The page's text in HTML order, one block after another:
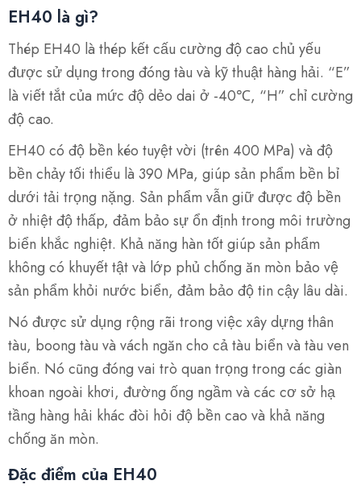
EH40 là gì?
Thép EH40 là thép kết cấu cường độ cao chủ yếu
được sử dụng trong đóng tàu và kỹ thuật hàng hải. “E”
là viết tắt của mức độ dẻo dai ở -40℃, “H” chỉ cường
độ cao.
EH40 có độ bền kéo tuyệt vời (trên 400 MPa) và độ
bền chảy tối thiểu là 390 MPa, giúp sản phẩm bền bỉ
dưới tải trọng nặng. Sản phẩm vẫn giữ được độ bền
ở nhiệt độ thấp, đảm bảo sự ổn định trong môi trường
biển khắc nghiệt. Khả năng hàn tốt giúp sản phẩm
không có khuyết tật và lớp phủ chống ăn mòn bảo vệ
sản phẩm khỏi nước biển, đảm bảo độ tin cậy lâu dài.
Nó được sử dụng rộng rãi trong việc xây dựng thân
tàu, boong tàu và vách ngăn cho cả tàu biển và tàu ven
biển. Nó cũng đóng vai trò quan trọng trong các giàn
khoan ngoài khơi, đường ống ngầm và các cơ sở hạ
tầng hàng hải khác đòi hỏi độ bền cao và khả năng
chống ăn mòn.
Đặc điểm của EH40